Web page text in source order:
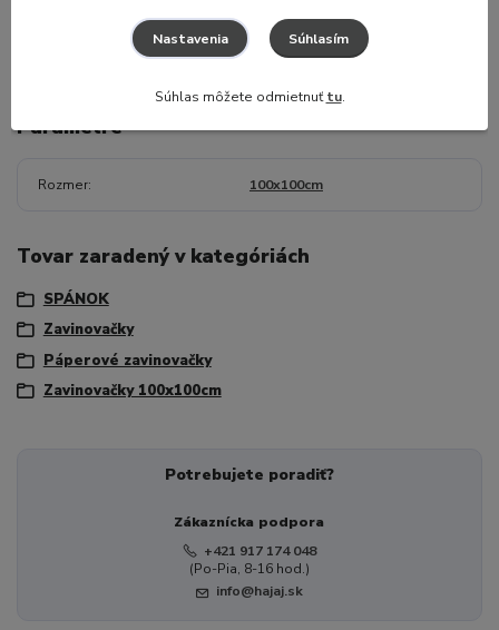
Parametre
Rozmer 100x100cm
Tovar zaradený v kategóriách
SPÁNOK
Zavinovačky
Páperové zavinovačky
Zavinovačky 100x100cm
Potrebujete poradiť?
Zákaznícka podpora
+421 917 174 048
(Po-Pia, 8-16 hod.)
info@hajaj.sk
Nastavenia Súhlasím
Súhlas môžete odmietnuťtu.